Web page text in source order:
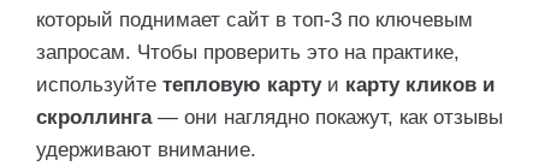
который поднимает сайт в топ-3 по ключевым
запросам. Чтобы проверить это на практике,
используйте тепловую картуи карту кликов и
скроллинга— они наглядно покажут, как отзывы
удерживают внимание.